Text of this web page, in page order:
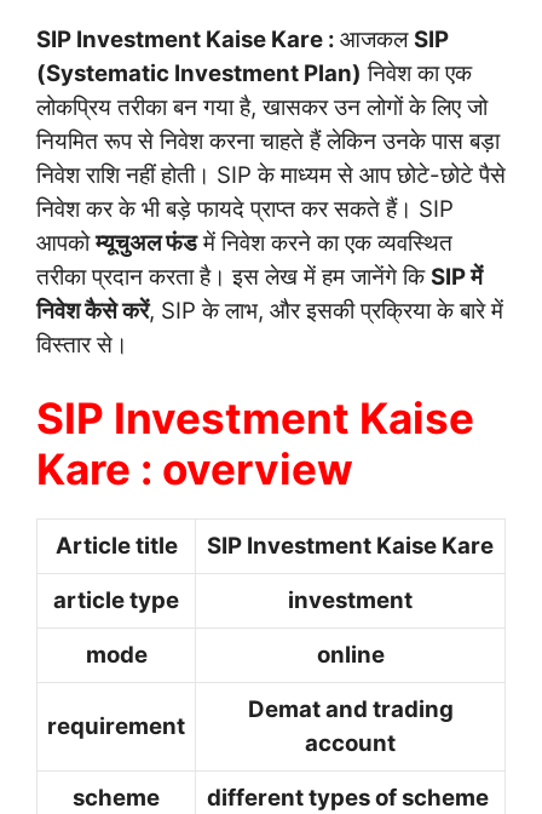
SIP Investment Kaise Kare : आजकल SIP
(Systematic Investment Plan) निवेश का एक
लोकप्रिय तरीका बन गया है, खासकर उन लोगों के लिए जो
नियमित रूप से निवेश करना चाहते हैं लेकिन उनके पास बड़ा
निवेश राशि नहीं होती। SIP के माध्यम से आप छोटे-छोटे पैसे
निवेश कर के भी बड़े फायदे प्राप्त कर सकते हैं। SIP
आपकोम्यूचुअल फंडमें निवेश करने का एक व्यवस्थित
तरीका प्रदान करता है। इस लेख में हम जानेंगे कि SIP में
निवेश कैसे करें, SIP के लाभ, और इसकी प्रक्रिया के बारे में
विस्तार से।
SIP Investment Kaise
Kare : overview
Article title
SIP Investment Kaise Kare
article type
investment
mode
online
requirement
Demat and trading
account
scheme
different types of scheme